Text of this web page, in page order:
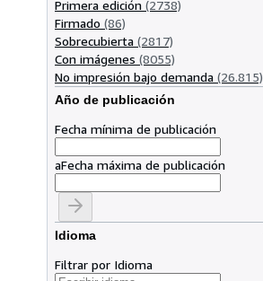
Primera edición (2738)
Firmado (86)
Sobrecubierta (2817)
Con imágenes (8055)
No impresión bajo demanda (26.815)
Año de publicación
Fecha mínima de publicación
aFecha máxima de publicación
Idioma
Filtrar por Idioma